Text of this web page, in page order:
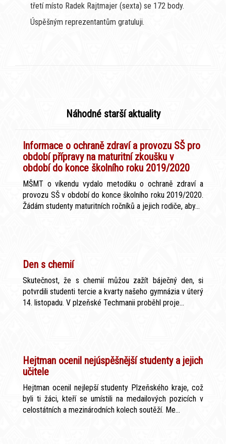
třetí místo Radek Rajtmajer (sexta) se 172 body.
Úspěšným reprezentantům gratuluji.
Náhodné starší aktuality
Informace o ochraně zdraví a provozu SŠ pro
období přípravy na maturitní zkoušku v
období do konce školního roku 2019/2020
MŠMT o víkendu vydalo metodiku o ochraně zdraví a
provozu SŠ v období do konce školního roku 2019/2020.
Žádám studenty maturitních ročníků a jejich rodiče, aby...
Den s chemií
Skutečnost, že s chemií můžou zažít báječný den, si
potvrdili studenti tercie a kvarty našeho gymnázia v úterý
14. listopadu. V plzeňské Techmanii proběhl proje...
Hejtman ocenil nejúspěšnější studenty a jejich
učitele
Hejtman ocenil nejlepší studenty Plzeňského kraje, což
byli ti žáci, kteří se umístili na medailových pozicích v
celostátních a mezinárodních kolech soutěží. Me...